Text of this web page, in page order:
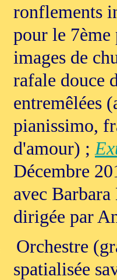
ronflements
pour le 7ème
images de
rafale douce
entremêlées
pianissimo,
d'amour) ;
Décembre
avec
dirigée par
Orchestre
spatialisée